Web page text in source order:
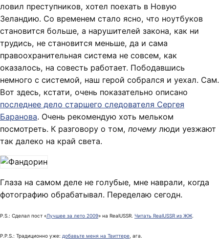
ловил преступников, хотел поехать в Новую
Зеландию. Со временем стало ясно, что ноутбуков
становится больше, а нарушителей закона, как ни
трудись, не становится меньше, да и сама
правоохранительная система не совсем, как
оказалось, на совесть работает. Пободавшись
немного с системой, наш герой собрался и уехал. Сам.
Вот здесь, кстати, очень показательно описано
последнее дело старшего следователя Сергея
Баранова. Очень рекомендую хоть мельком
посмотреть. К разговору о том, почему люди уезжают
так далеко на край света.
Глаза на самом деле не голубые, мне наврали, когда
фотографию обрабатывал. Переделаю сегодн.
P.S.: Сделал пост «Лучшее за лето 2009» на RealUSSR. Читать RealUSSR из ЖЖ.
P.P.S.: Традиционно уже: добавьте меня на Твиттере , ага.